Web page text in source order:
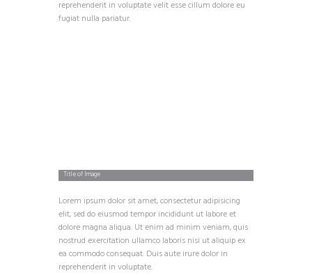
reprehenderit in voluptate velit esse cillum dolore eu
fugiat nulla pariatur.
Title of Image
Lorem ipsum dolor sit amet, consectetur adipisicing
elit, sed do eiusmod tempor incididunt ut labore et
dolore magna aliqua. Ut enim ad minim veniam, quis
nostrud exercitation ullamco laboris nisi ut aliquip ex
ea commodo consequat. Duis aute irure dolor in
reprehenderit in voluptate.